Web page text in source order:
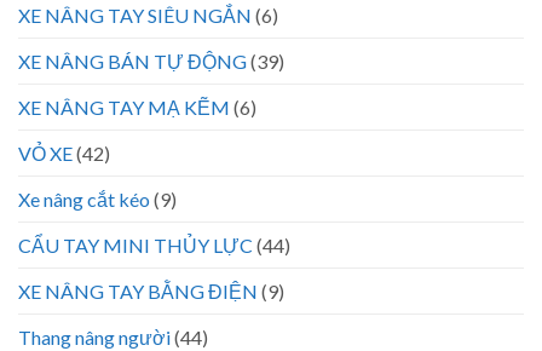
XE NÂNG TAY SIÊU NGẮN (6)
XE NÂNG BÁN TỰ ĐỘNG(39)
XE NÂNG TAY MẠ KẼM (6)
VỎ XE(42)
Xe nâng cắt kéo (9)
CẨU TAY MINI THỦY LỰC (44)
XE NÂNG TAY BẰNG ĐIỆN (9)
Thang nâng người(44)